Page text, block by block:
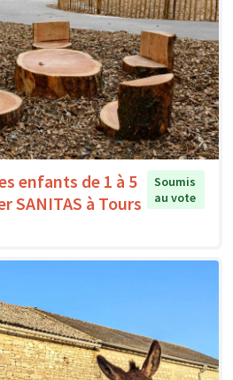
enfants de 1 à 5
SANITAS à Tours
Soumis
au vote